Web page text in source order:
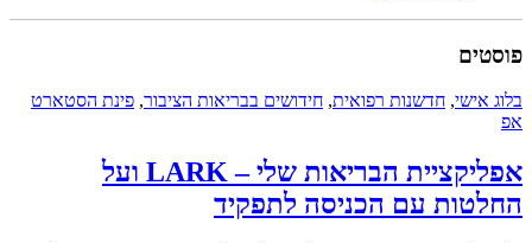
, חדשנות רפואית,חידושים בבריאות הציבור,פינת הסטארט
אפליקציית הבריאות שלי – LARK ועל
עם הכניסה לתפקיד